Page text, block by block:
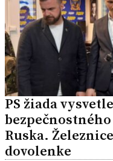
PS žiada
bezpečnostného
Ruska.
dovolenke